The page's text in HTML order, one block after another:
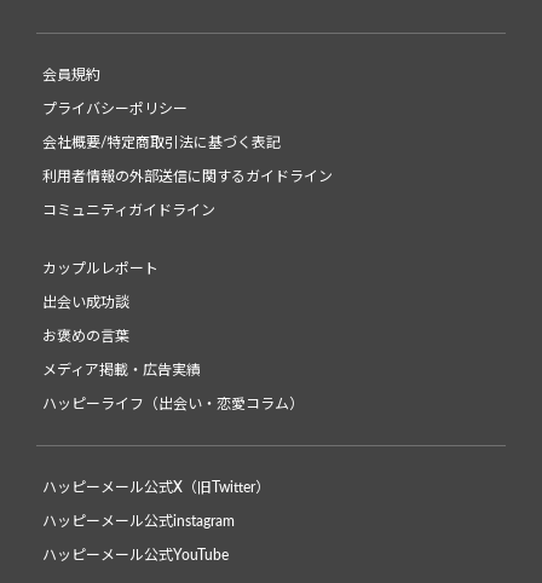
会員規約
プライバシーポリシー
会社概要/特定商取引法に基づく表記
利用者情報の外部送信に関するガイドライン
コミュニティガイドライン
カップルレポート
出会い成功談
お褒めの言葉
メディア掲載・広告実績
ハッピーライフ（出会い・恋愛コラム）
ハッピーメール公式X（旧Twitter）
ハッピーメール公式instagram
ハッピーメール公式YouTube